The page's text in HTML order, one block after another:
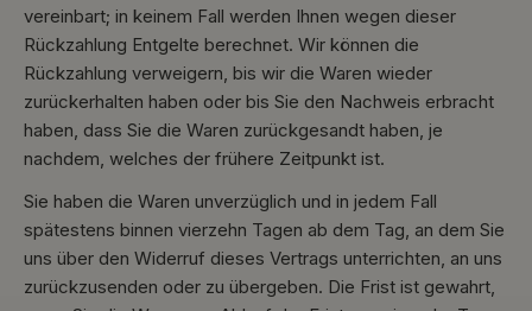
vereinbart; in keinem Fall werden Ihnen wegen dieser
Rückzahlung Entgelte berechnet. Wir können die
Rückzahlung verweigern, bis wir die Waren wieder
zurückerhalten haben oder bis Sie den Nachweis erbracht
haben, dass Sie die Waren zurückgesandt haben, je
nachdem, welches der frühere Zeitpunkt ist.
Sie haben die Waren unverzüglich und in jedem Fall
spätestens binnen vierzehn Tagen ab dem Tag, an dem Sie
uns über den Widerruf dieses Vertrags unterrichten, an uns
zurückzusenden oder zu übergeben. Die Frist ist gewahrt,